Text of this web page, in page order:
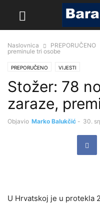
Naslovnica PREPORUČENO
preminule tri osobe
PREPORUČENO VIJESTI
Stožer: 78
zaraze,
Objavio Marko Balukčić - 30.
U Hrvatskoj je u protekla